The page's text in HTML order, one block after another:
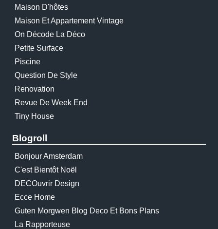
Maison D'hôtes
Maison Et Appartement Vintage
On Décode La Déco
Petite Surface
Piscine
Question De Style
Renovation
Revue De Week End
Tiny House
Blogroll
Bonjour Amsterdam
C'est Bientôt Noël
DECOuvrir Design
Ecce Home
Guten Morgwen Blog Deco Et Bons Plans
La Rapporteuse